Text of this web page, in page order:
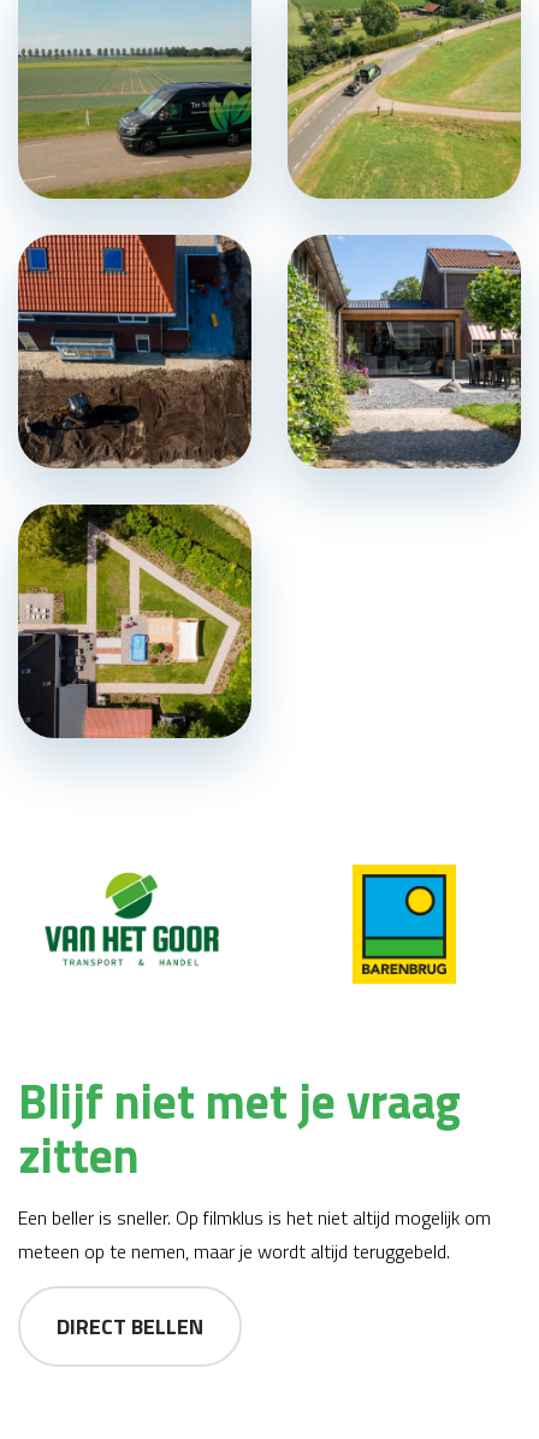
Blijf niet met je vraag
zitten
Een beller is sneller. Op filmklus is het niet altijd mogelijk om
meteen op te nemen, maar je wordt altijd teruggebeld.
DIRECT BELLEN